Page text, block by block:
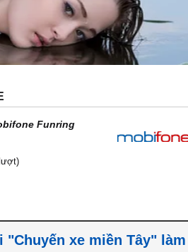
Funring
"Chuyến xe miền Tây" làm